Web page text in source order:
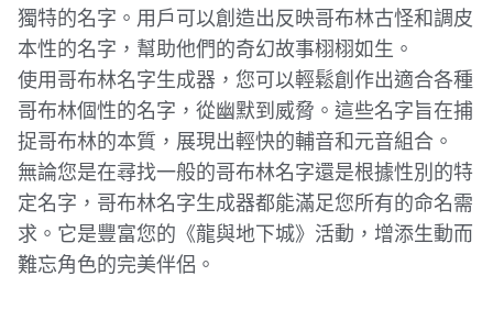
獨特的名字。用戶可以創造出反映哥布林古怪和調皮
本性的名字，幫助他們的奇幻故事栩栩如生。
使用哥布林名字生成器，您可以輕鬆創作出適合各種
哥布林個性的名字，從幽默到威脅。這些名字旨在捕
捉哥布林的本質，展現出輕快的輔音和元音組合。
無論您是在尋找一般的哥布林名字還是根據性別的特
定名字，哥布林名字生成器都能滿足您所有的命名需
求。它是豐富您的《龍與地下城》活動，增添生動而
難忘角色的完美伴侶。